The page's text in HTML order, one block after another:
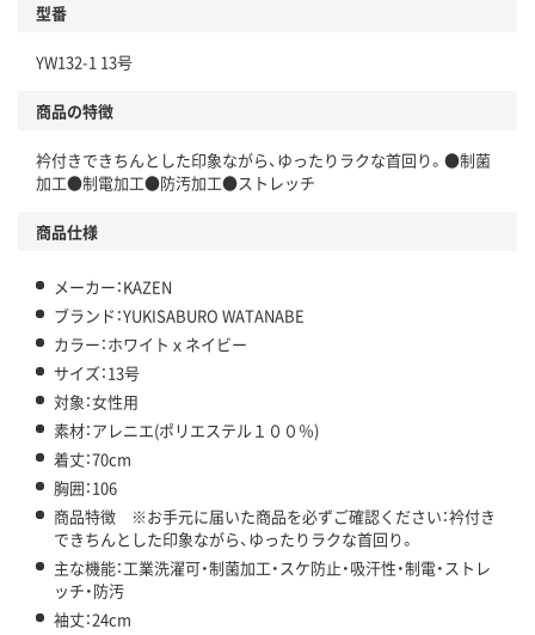
型番
YW132-1 13号
商品の特徴
衿付きできちんとした印象ながら、ゆったりラクな首回り。●制菌
加工●制電加工●防汚加工●ストレッチ
商品仕様
メーカー：KAZEN
ブランド：YUKISABURO WATANABE
カラー：ホワイトｘネイビー
サイズ：13号
対象：女性用
素材：アレニエ(ポリエステル１００％)
着丈：70cm
胸囲：106
商品特徴 ※お手元に届いた商品を必ずご確認ください：衿付き
できちんとした印象ながら、ゆったりラクな首回り。
主な機能：工業洗濯可・制菌加工・スケ防止・吸汗性・制電・ストレ
ッチ・防汚
袖丈：24cm